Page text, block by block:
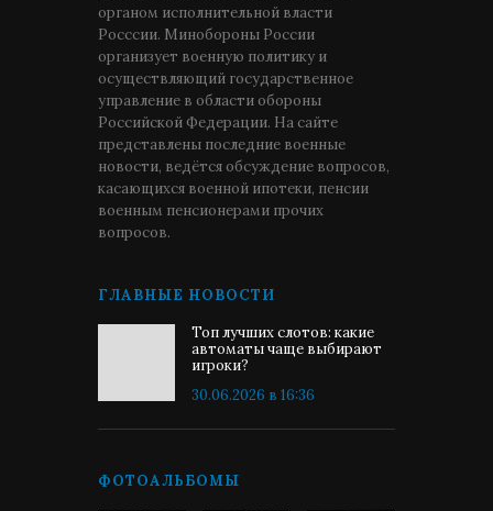
органом исполнительной власти
Росссии. Минобороны России
организует военную политику и
осуществляющий государственное
управление в области обороны
Российской Федерации. На сайте
представлены последние военные
новости, ведётся обсуждение вопросов,
касающихся военной ипотеки, пенсии
военным пенсионерами прочих
вопросов.
ГЛАВНЫЕ НОВОСТИ
Топ лучших слотов: какие
автоматы чаще выбирают
игроки?
30.06.2026 в 16:36
ФОТОАЛЬБОМЫ